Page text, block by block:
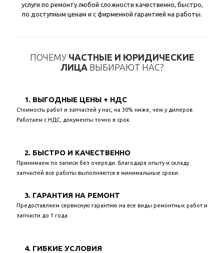
услуги по ремонту любой сложности качественно, быстро,
по доступным ценам и с фирменной гарантией на работы.
ПОЧЕМУ ЧАСТНЫЕ И ЮРИДИЧЕСКИЕ
ЛИЦА ВЫБИРАЮТ НАС?
1. ВЫГОДНЫЕ ЦЕНЫ + НДС
Стоимость работ и запчастей у нас, на 30% ниже, чем у дилеров.
Работаем с НДС, документы точно в срок.
2. БЫСТРО И КАЧЕСТВЕННО
Принимаем по записи без очереди. Благодаря опыту и складу
запчастей все работы выполняются в минимальные сроки.
3. ГАРАНТИЯ НА РЕМОНТ
Предоставляем сервисную гарантию на все виды ремонтных работ и
запчасти до 1 года.
4. ГИБКИЕ УСЛОВИЯ